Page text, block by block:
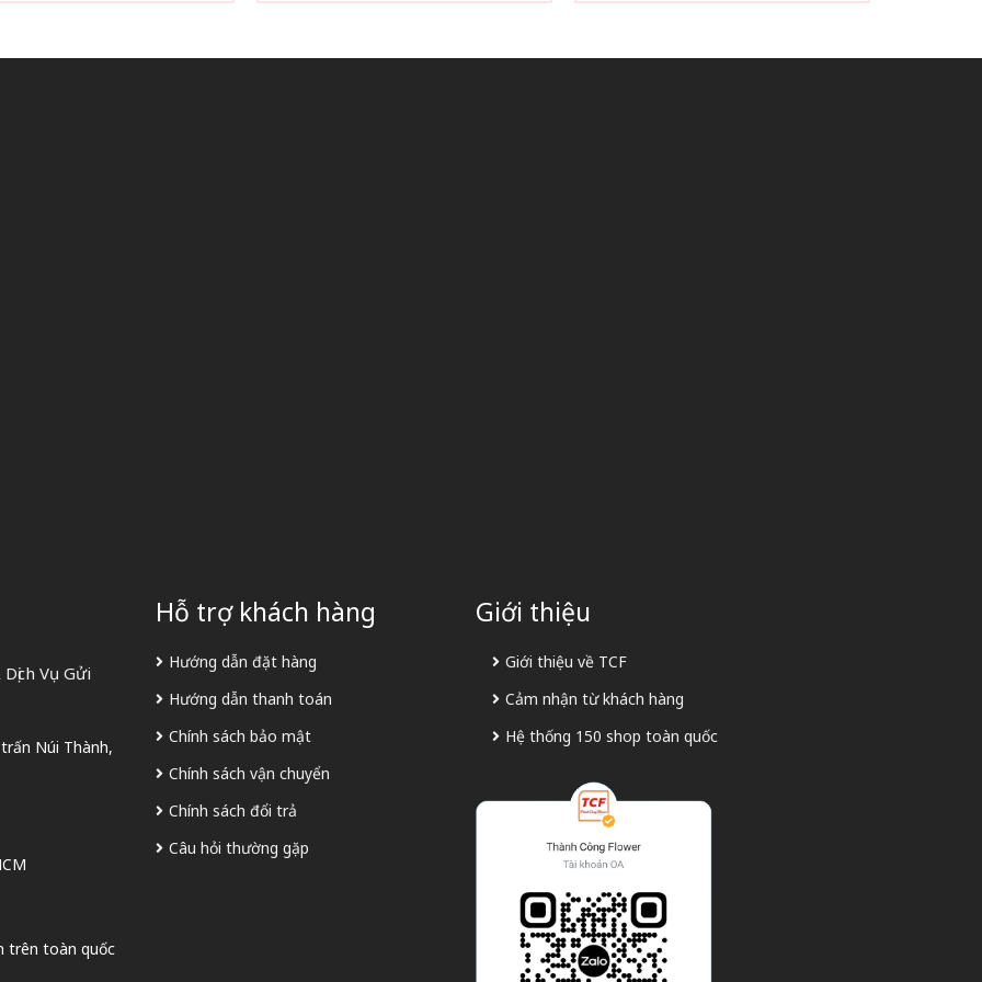
Vụ Gửi
Núi Thành,
trên toàn quốc
Hỗ trợ khách hàng
Hướng dẫn đặt hàng
Hướng dẫn thanh toán
Chính sách bảo mật
Chính sách vận chuyển
Chính sách đổi trả
Câu hỏi thường gặp
Giới thiệu
Giới thiệu về TCF
Cảm nhận từ khách hàng
Hệ thống 150 shop toàn quốc